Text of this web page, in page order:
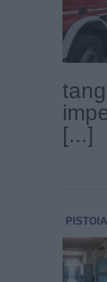
[...]
PISTOIA